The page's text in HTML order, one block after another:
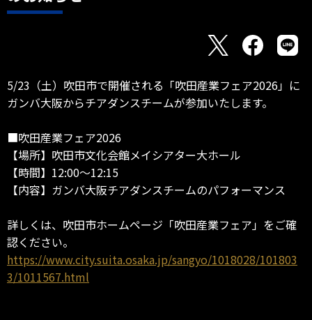
5/23（土）吹田市で開催される「吹田産業フェア2026」に
ガンバ大阪からチアダンスチームが参加いたします。
■吹田産業フェア2026
【場所】吹田市文化会館メイシアター大ホール
【時間】12:00～12:15
【内容】ガンバ大阪チアダンスチームのパフォーマンス
詳しくは、吹田市ホームページ「吹田産業フェア」をご確
認ください。
https://www.city.suita.osaka.jp/sangyo/1018028/101803
3/1011567.html